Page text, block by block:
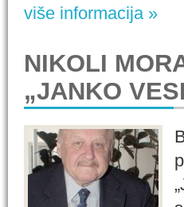
više informacija »
NIKOLI
„JANKO